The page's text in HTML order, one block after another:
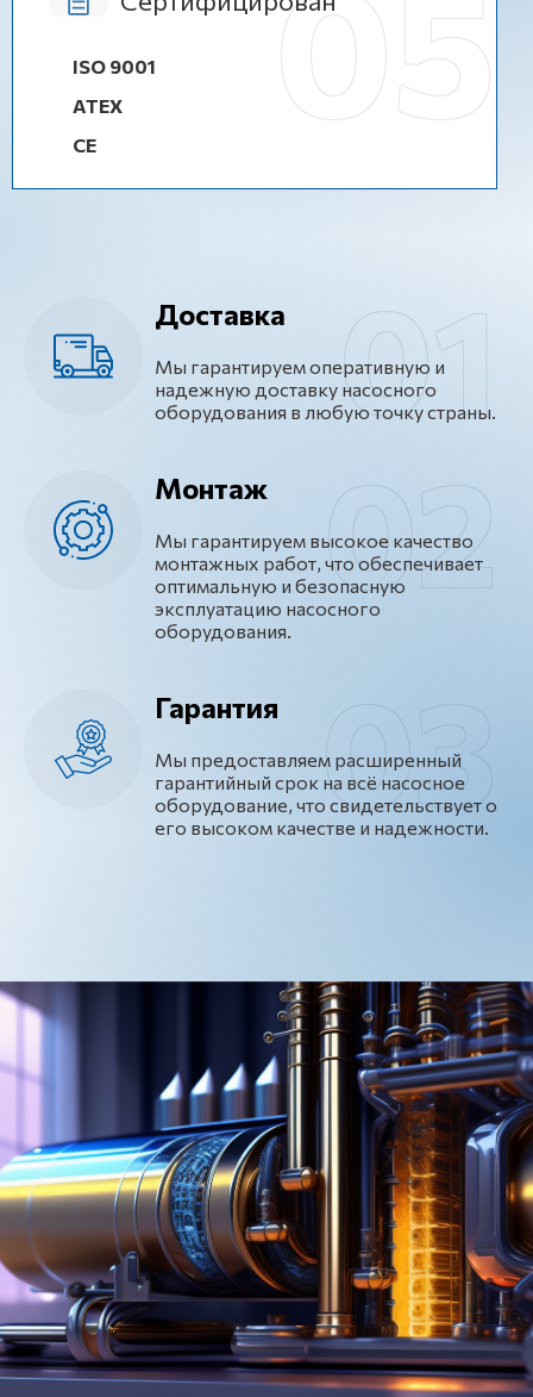
ISO 9001
ATEX
CE
Доставка
Мы гарантируем оперативную и
надежную доставку насосного
оборудования в любую точку страны.
Монтаж
Мы гарантируем высокое качество
монтажных работ, что обеспечивает
оптимальную и безопасную
эксплуатацию насосного
оборудования.
Гарантия
Мы предоставляем расширенный
гарантийный срок на всё насосное
оборудование, что свидетельствует о
его высоком качестве и надежности.